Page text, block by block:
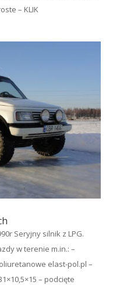
– KLIK
Seryjny silnik z LPG.
w terenie m.in.: –
elast-pol.pl –
– podcięte